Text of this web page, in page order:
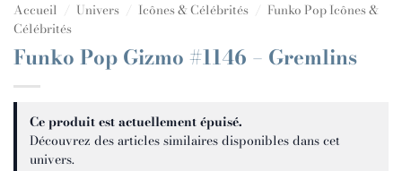
Accueil Univers Icônes & Célébrités
Funko Pop Icônes &
Célébrités
Funko Pop Gizmo #1146 – Gremlins
Ce produit est actuellement épuisé.
Découvrez des articles similaires disponibles dans cet
univers.